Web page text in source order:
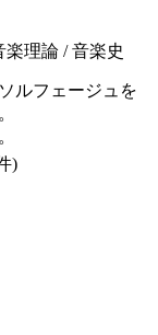
楽理論 / 音楽史
ルフェージュを
)